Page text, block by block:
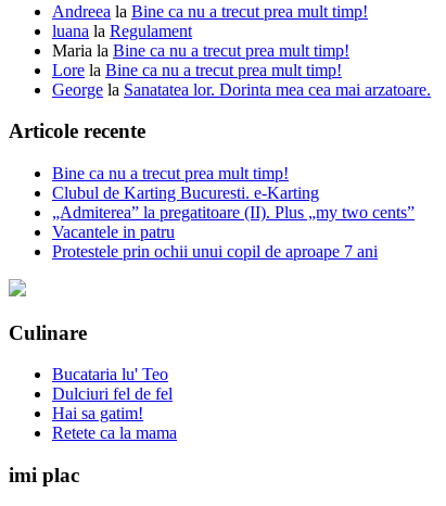
Andreea la Bine ca nu a trecut prea mult timp!
luana la Regulament
Maria la Bine ca nu a trecut prea mult timp!
Lore la Bine ca nu a trecut prea mult timp!
George la Sanatatea lor. Dorinta mea cea mai arzatoare.
Articole recente
Bine ca nu a trecut prea mult timp!
Clubul de Karting Bucuresti. e-Karting
„Admiterea” la pregatitoare (II). Plus „my two cents”
Vacantele in patru
Protestele prin ochii unui copil de aproape 7 ani
Culinare
Bucataria lu' Teo
Dulciuri fel de fel
Hai sa gatim!
Retete ca la mama
imi plac